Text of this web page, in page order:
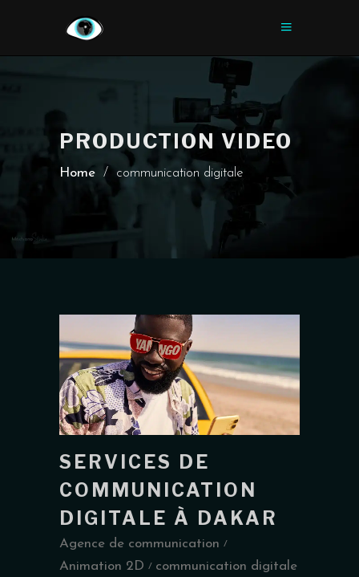
PRODUCTION VIDEO
Home / communication digitale
SERVICES DE
COMMUNICATION
DIGITALE À DAKAR
Agence de communication
Animation 2D
communication digitale